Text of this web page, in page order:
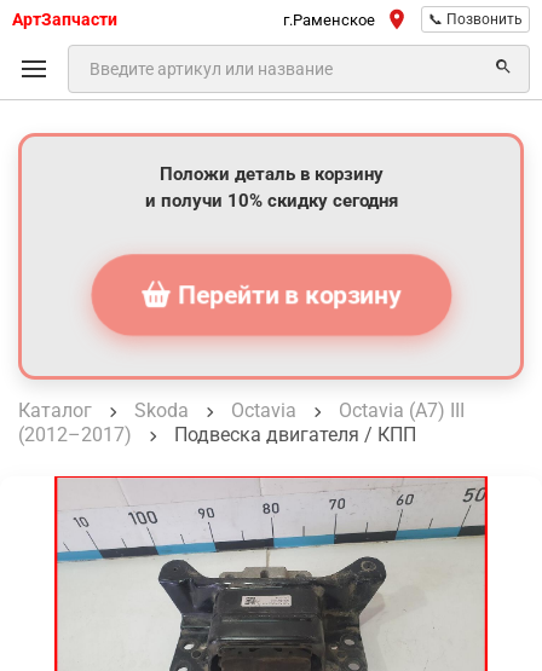
АртЗапчасти г.Раменское 📞 Позвонить
Положи деталь в корзину
и получи 10% скидку сегодня
Перейти в корзину
Каталог Skoda Octavia
Octavia (A7) III
(2012–2017)
Подвеска двигателя / КПП